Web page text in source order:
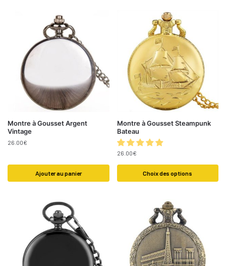
Montre à Gousset Argent
Vintage
26.00€
Ajouter au panier
Montre à Gousset Steampunk
Bateau
26.00€
Choix des options